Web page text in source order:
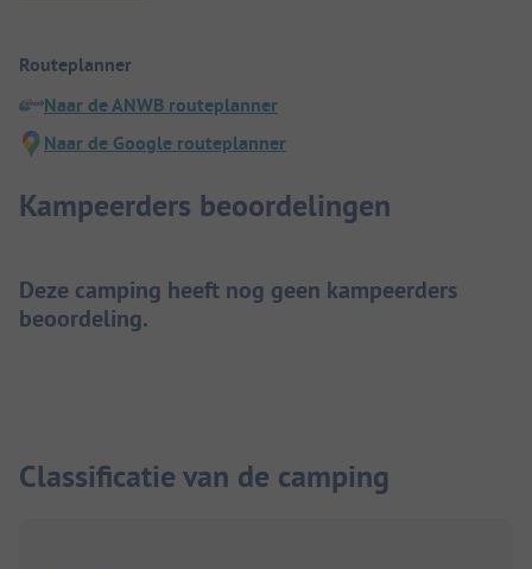
Routeplanner
Naar de ANWB routeplanner
Naar de Google routeplanner
Kampeerders beoordelingen
Deze camping heeft nog geen kampeerders
beoordeling.
Classificatie van de camping